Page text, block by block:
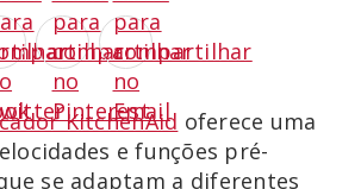
KitchenAid oferece uma
e funções pré-
se adaptam a diferentes